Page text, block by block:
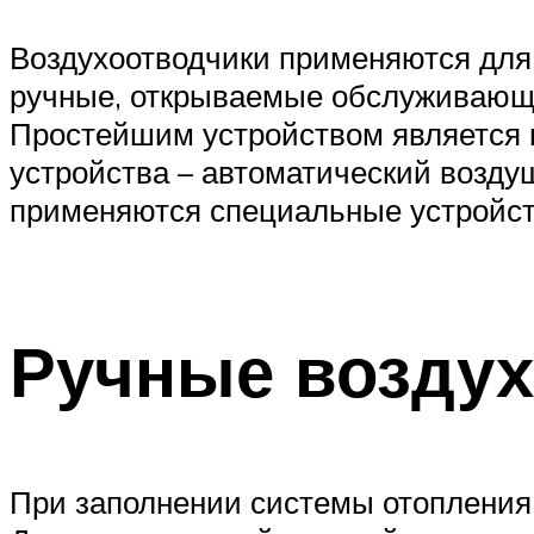
Воздухоотводчики применяются
ручные, открываемые
Простейшим устройством
устройства – автоматический
применяются специальные
Ручные
При заполнении системы